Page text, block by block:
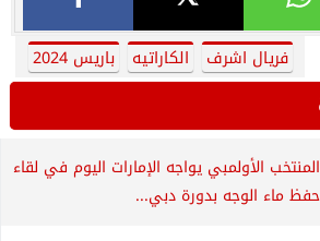
فريال اشرف الكاراتيه باريس 2024
المنتخب الأولمبي يواجه الإمارات اليوم في لقاء
حفظ ماء الوجه بدورة دبي...